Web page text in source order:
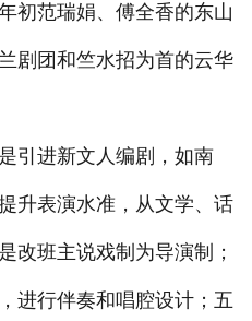
初范瑞娟、傅全香的东山
剧团和竺水招为首的云华
进新文人编剧，如南
升表演水准，从文学、话
改班主说戏制为导演制；
进行伴奏和唱腔设计；五